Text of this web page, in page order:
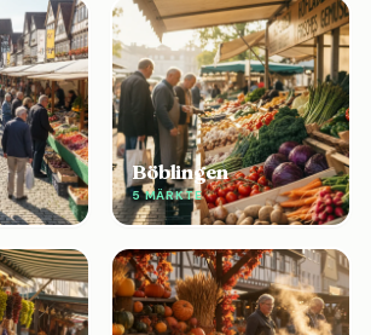
Böblingen
5 MÄRKTE